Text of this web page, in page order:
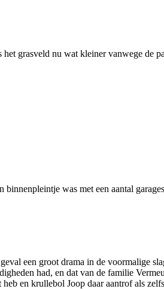
grasveld nu wat kleiner vanwege de
was met een aantal
een groot drama in de voormalige
had, en dat van de familie
en krullebol Joop daar aantrof als